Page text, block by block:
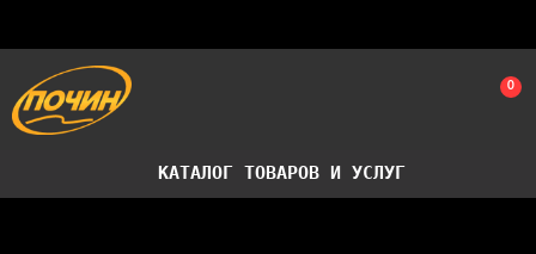
0
КАТАЛОГ ТОВАРОВ И УСЛУГ